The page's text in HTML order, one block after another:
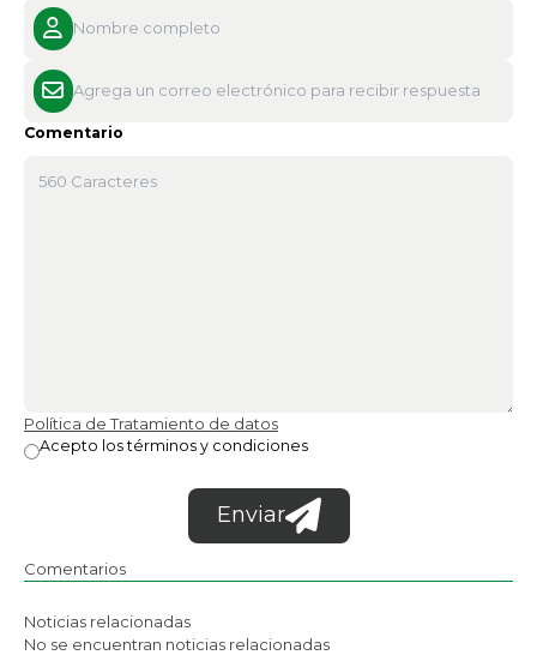
Comentario
Política de Tratamiento de datos
Acepto los términos y condiciones
Enviar
Comentarios
Noticias relacionadas
No se encuentran noticias relacionadas